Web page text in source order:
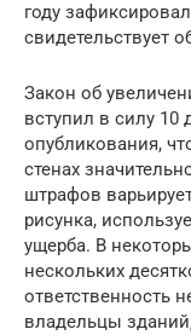
году
свидетельствует
Закон об
вступил в силу 10
опубликования,
стенах
штрафов
рисунка,
ущерба. В
нескольких
ответственность
владельцы